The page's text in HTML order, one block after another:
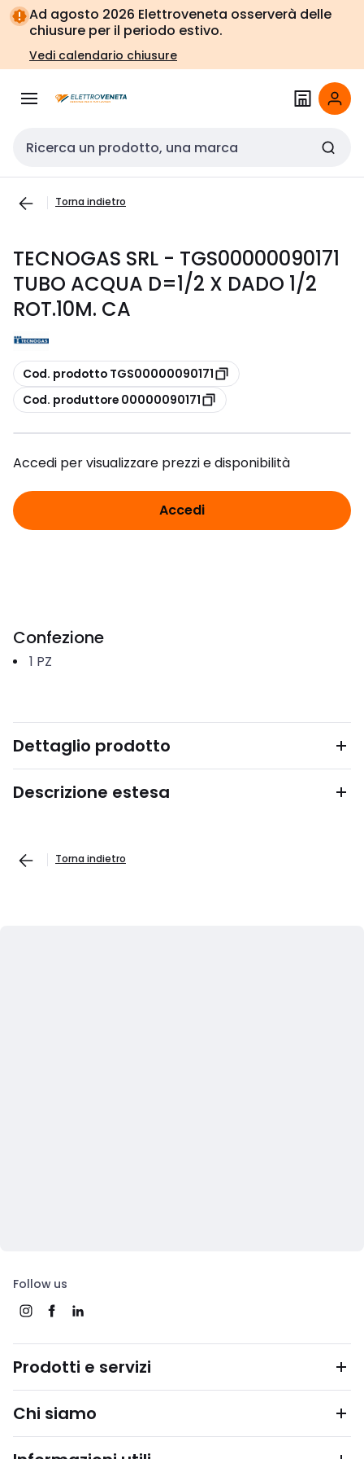
Vai alla
navigazione
Vai
alla
pagina
Ad agosto 2026 Elettroveneta osserverà delle
chiusure per il periodo estivo.
Vedi calendario chiusure
Cerca input
Torna indietro
TECNOGAS SRL - TGS00000090171
TUBO ACQUA D=1/2 X DADO 1/2
ROT.10M. CA
copia
Cod. prodotto TGS00000090171
copia
Cod. produttore 00000090171
Accedi per visualizzare prezzi e disponibilità
Accedi
Confezione
1 PZ
Dettaglio prodotto
Descrizione estesa
Torna indietro
Follow us
Prodotti e servizi
Chi siamo